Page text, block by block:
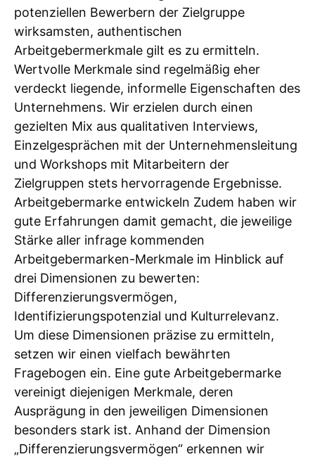
potenziellen Bewerbern der Zielgruppe
wirksamsten, authentischen
Arbeitgebermerkmale gilt es zu ermitteln.
Wertvolle Merkmale sind regelmäßig eher
verdeckt liegende, informelle Eigenschaften des
Unternehmens. Wir erzielen durch einen
gezielten Mix aus qualitativen Interviews,
Einzelgesprächen mit der Unternehmensleitung
und Workshops mit Mitarbeitern der
Zielgruppen stets hervorragende Ergebnisse.
Arbeitgebermarke entwickeln Zudem haben wir
gute Erfahrungen damit gemacht, die jeweilige
Stärke aller infrage kommenden
Arbeitgebermarken-Merkmale im Hinblick auf
drei Dimensionen zu bewerten:
Differenzierungsvermögen,
Identifizierungspotenzial und Kulturrelevanz.
Um diese Dimensionen präzise zu ermitteln,
setzen wir einen vielfach bewährten
Fragebogen ein. Eine gute Arbeitgebermarke
vereinigt diejenigen Merkmale, deren
Ausprägung in den jeweiligen Dimensionen
besonders stark ist. Anhand der Dimension
„Differenzierungsvermögen“ erkennen wir